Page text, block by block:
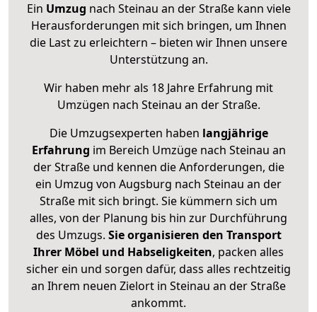
Ein Umzug nach Steinau an der Straße kann viele
Herausforderungen mit sich bringen, um Ihnen
die Last zu erleichtern – bieten wir Ihnen unsere
Unterstützung an.
Wir haben mehr als 18 Jahre Erfahrung mit
Umzügen nach Steinau an der Straße.
Die Umzugsexperten haben langjährige
Erfahrung im Bereich Umzüge nach Steinau an
der Straße und kennen die Anforderungen, die
ein Umzug von Augsburg nach Steinau an der
Straße mit sich bringt. Sie kümmern sich um
alles, von der Planung bis hin zur Durchführung
des Umzugs. Sie organisieren den Transport
Ihrer Möbel und Habseligkeiten, packen alles
sicher ein und sorgen dafür, dass alles rechtzeitig
an Ihrem neuen Zielort in Steinau an der Straße
ankommt.